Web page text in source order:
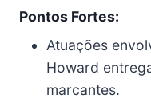
Pontos Fortes:
Atuações
Howard
marcantes.